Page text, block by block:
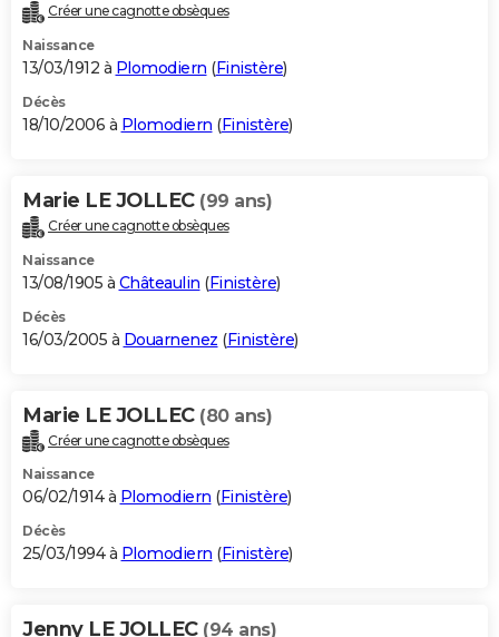
Créer une cagnotte obsèques
Naissance
13/03/1912 à Plomodiern (Finistère)
Décès
18/10/2006 à Plomodiern (Finistère)
Marie LE JOLLEC (99 ans)
Créer une cagnotte obsèques
Naissance
13/08/1905 à Châteaulin (Finistère)
Décès
16/03/2005 à Douarnenez (Finistère)
Marie LE JOLLEC (80 ans)
Créer une cagnotte obsèques
Naissance
06/02/1914 à Plomodiern (Finistère)
Décès
25/03/1994 à Plomodiern (Finistère)
Jenny LE JOLLEC (94 ans)